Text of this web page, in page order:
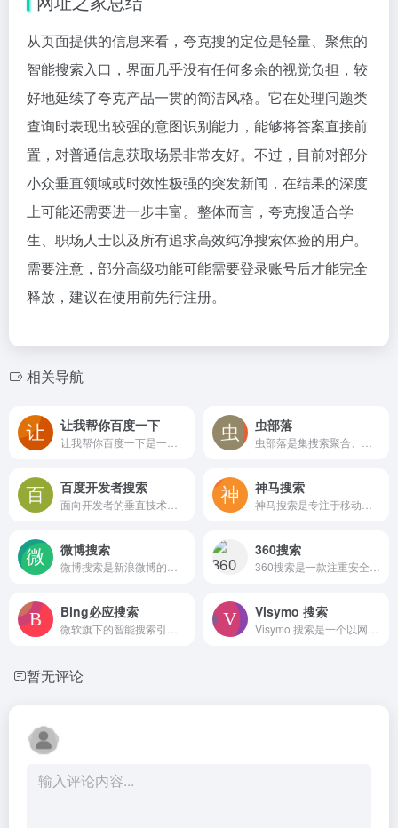
从页面提供的信息来看，夸克搜的定位是轻量、聚焦的
智能搜索入口，界面几乎没有任何多余的视觉负担，较
好地延续了夸克产品一贯的简洁风格。它在处理问题类
查询时表现出较强的意图识别能力，能够将答案直接前
置，对普通信息获取场景非常友好。不过，目前对部分
小众垂直领域或时效性极强的突发新闻，在结果的深度
上可能还需要进一步丰富。整体而言，夸克搜适合学
生、职场人士以及所有追求高效纯净搜索体验的用户。
需要注意，部分高级功能可能需要登录账号后才能完全
释放，建议在使用前先行注册。
相关导航
让我帮你百度一下 虫部落
百度开发者搜索 神马搜索
微博搜索 360搜索
Bing必应搜索 Visymo 搜索
暂无评论